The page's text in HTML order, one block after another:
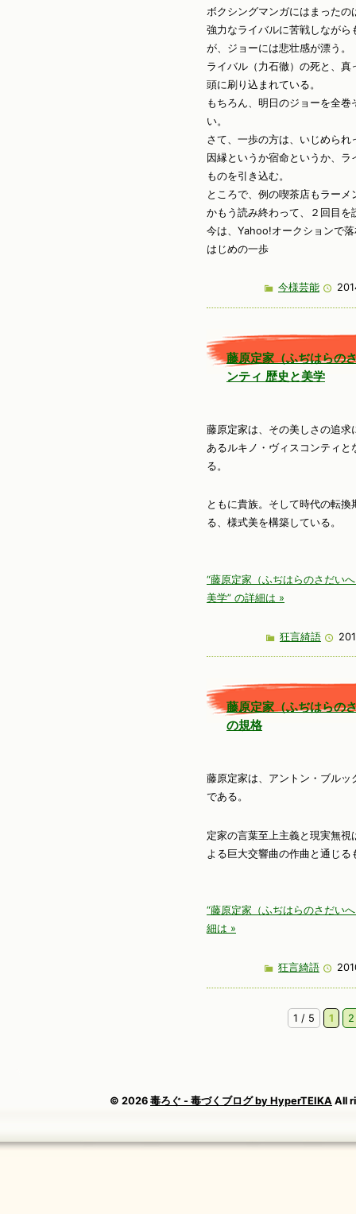
ボクシングマンガにはまった
強力なライバルに苦戦しなが
が、ジョーには悲壮感が漂う。
ライバル（力石徹）の死と、
頭に刷り込まれている。
もちろん、明日のジョーを全
い。
さて、一歩の方は、いじめら
因縁というか宿命というか、
ものを引き込む。
ところで、例の喫茶店もラー
かもう読み終わって、２回目を
今は、Yahoo!オークションで
はじめの一歩
今様芸能
藤原定家（ふぢはらの
ンティ 歴史と美学
藤原定家は、その美しさの追
あるルキノ・ヴィスコンティ
る。
ともに貴族。そして時代の転
る、様式美を構築している。
“藤原定家（ふぢはらのさだい
美学” の詳細は »
狂言綺語
藤原定家（ふぢはらの
の規格
藤原定家は、アントン・ブル
である。
定家の言葉至上主義と現実無
よる巨大交響曲の作曲と通じ
“藤原定家（ふぢはらのさだい
細は »
狂言綺語
1 / 5 1 2
© 2026 毒ろぐ - 毒づくブログ by HyperTEIKA All